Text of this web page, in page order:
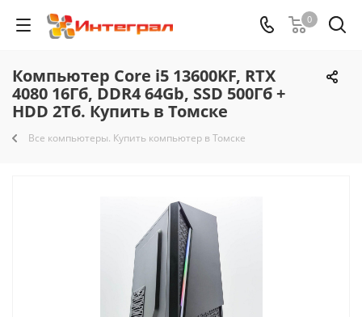
0
Компьютер Core i5 13600KF, RTX
4080 16Гб, DDR4 64Gb, SSD 500Гб +
HDD 2Тб. Купить в Томске
Все компьютеры. Купить компьютер в Томске